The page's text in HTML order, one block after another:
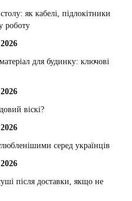
як кабелі, підлокітники
роботу
для будинку: ключові
віскі?
серед українців
після доставки, якщо не